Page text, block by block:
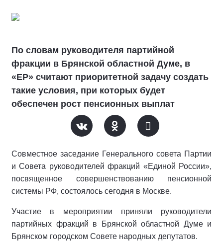
По словам руководителя партийной
фракции в Брянской областной Думе, в
«ЕР» считают приоритетной задачу создать
такие условия, при которых будет
обеспечен рост пенсионных выплат
Совместное заседание Генерального совета Партии
и Совета руководителей фракций «Единой России»,
посвященное совершенствованию пенсионной
системы РФ, состоялось сегодня в Москве.
Участие в мероприятии приняли руководители
партийных фракций в Брянской областной Думе и
Брянском городском Совете народных депутатов.